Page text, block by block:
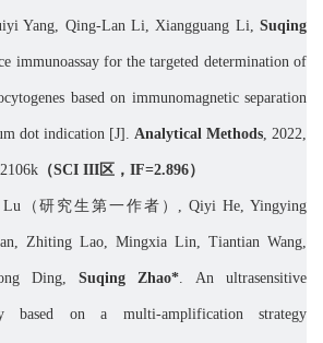
Yang, Qing-Lan Li, Xiangguang Li, Suqing
immunoassay for the targeted determination of
based on immunomagnetic separation
dot indication [J]. Analytical Methods, 2022,
（SCI III区， IF=2.896）
Lu（研究生第一作者） , Qiyi He, Yingying
Zhiting Lao, Mingxia Lin, Tiantian Wang,
Ding,Suqing Zhao*. An ultrasensitive
based on a multi-amplification strategy